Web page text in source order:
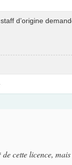
d’origine
cette licence,